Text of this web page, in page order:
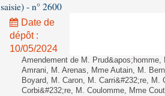
saisie) - n° 2600
Date de
dépôt :
10/05/2024
Amendement de M.
Amrani, M. Arenas, Mme Autain, M.
Boyard, M. Caron, M. Carri&#232;re,
Corbi&#232;re, M. Coulomme, Mme